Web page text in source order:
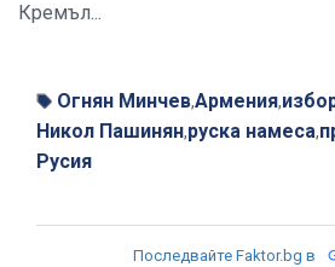
Кремъл...
Огнян Минчев,Армения,
Никол Пашинян,руска намеса,
Русия
Последвайте Faktor.bg в